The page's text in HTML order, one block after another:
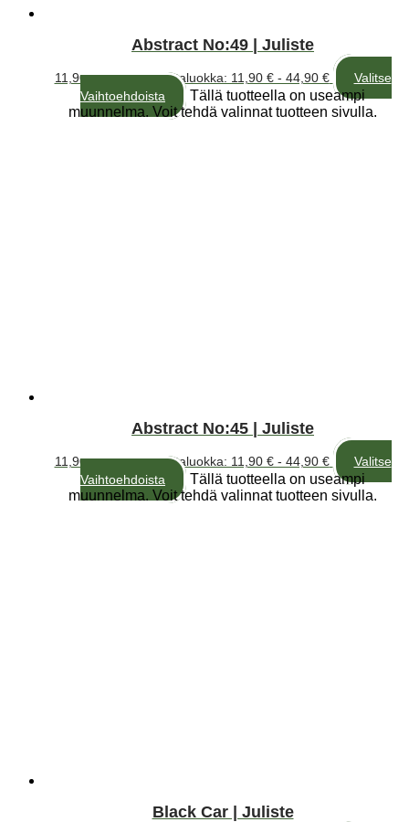
Abstract No:49 | Juliste
11,90€ – 44,90€Hintaluokka: 11,90 € - 44,90 €
Valitse
Vaihtoehdoista
Tällä tuotteella on useampi
muunnelma. Voit tehdä valinnat tuotteen sivulla.
Abstract No:45 | Juliste
11,90€ – 44,90€Hintaluokka: 11,90 € - 44,90 €
Valitse
Vaihtoehdoista
Tällä tuotteella on useampi
muunnelma. Voit tehdä valinnat tuotteen sivulla.
Black Car | Juliste